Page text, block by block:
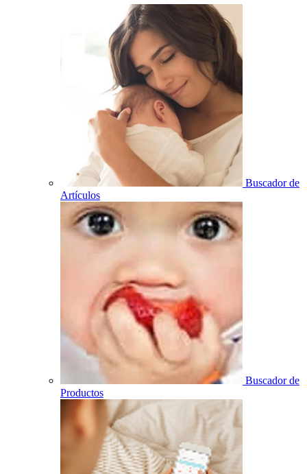
Buscador de
Artículos
Buscador de
Productos